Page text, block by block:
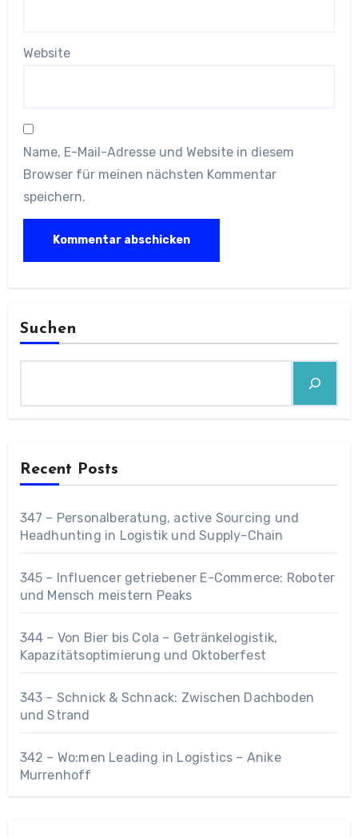
Website
Name, E-Mail-Adresse und Website in diesem
Browser für meinen nächsten Kommentar
speichern.
Suchen
Recent Posts
347 – Personalberatung, active Sourcing und
Headhunting in Logistik und Supply-Chain
345 – Influencer getriebener E-Commerce: Roboter
und Mensch meistern Peaks
344 – Von Bier bis Cola – Getränkelogistik,
Kapazitätsoptimierung und Oktoberfest
343 – Schnick & Schnack: Zwischen Dachboden
und Strand
342 – Wo:men Leading in Logistics – Anike
Murrenhoff